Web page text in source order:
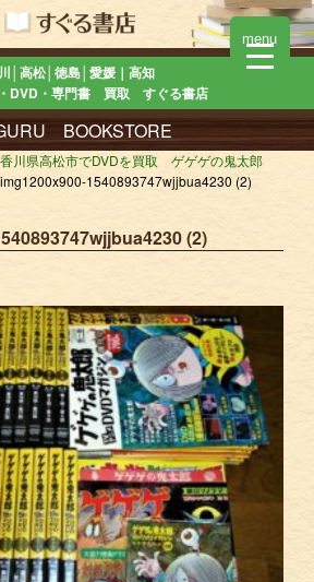
│高松│徳島│愛媛｜高知
DVD・専門書 買取 すぐる書店
BOOKSTORE
香川県高松市でDVDを買取 ゲゲゲの鬼太郎
1540893747wjjbua4230 (2)
(2)
menu